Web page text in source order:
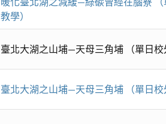
教學）
臺北大湖之山埔—天母三角埔 （單日校
臺北大湖之山埔—天母三角埔 （單日校